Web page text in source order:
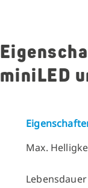
miniLED
Max.
Lebensdauer